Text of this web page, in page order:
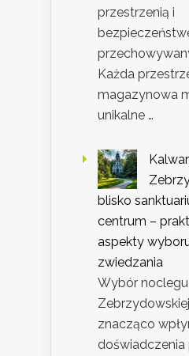
przestrzenią i
Każda
magazynowa
unikalne …
blisko
centrum –
aspekty
zwiedzania
Wybór
znacząco